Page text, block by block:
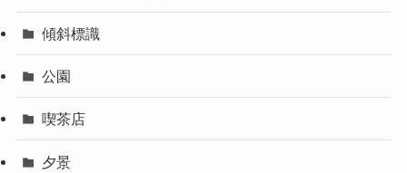
傾斜標識
公園
喫茶店
夕景